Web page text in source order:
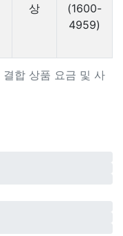
합 상품 요금 및 사
상
(1600-
4959)